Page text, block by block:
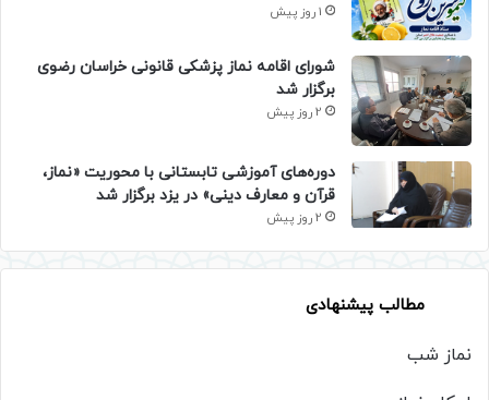
1 روز پیش
شورای اقامه نماز پزشکی قانونی خراسان رضوی
برگزار شد
2 روز پیش
دوره‌های آموزشی تابستانی با محوریت «نماز،
قرآن و معارف دینی» در یزد برگزار شد
2 روز پیش
مطالب پیشنهادی
نماز شب